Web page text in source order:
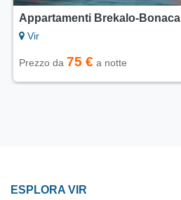
Appartamenti Brekalo-Bonaca
Vir
Prezzo da 75 € a notte
ESPLORA VIR